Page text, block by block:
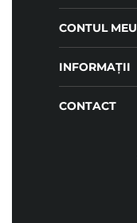
CONTUL MEU
INFORMAȚII
CONTACT